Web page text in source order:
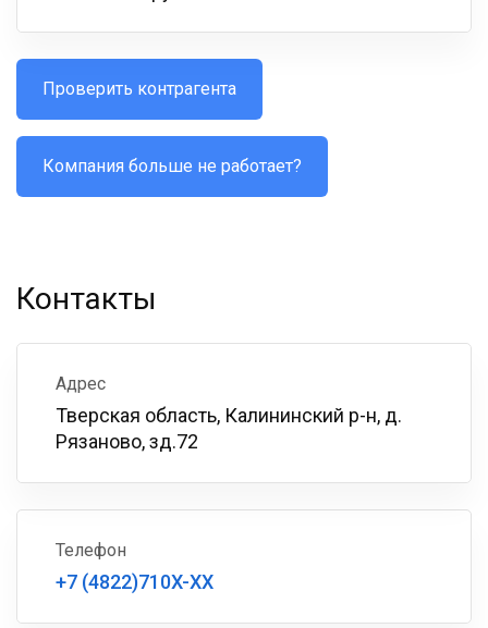
Проверить контрагента
Компания больше не работает?
Контакты
Адрес
Тверская область, Калининский р-н, д.
Рязаново, зд.72
Телефон
+7 (4822)710X-XX